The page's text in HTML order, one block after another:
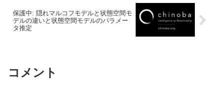
保護中: 隠れマルコフモデルと状態空間モ
デルの違いと状態空間モデルのパラメー
タ推定
コメント